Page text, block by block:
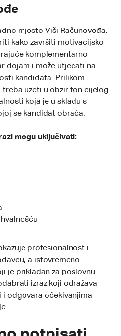
mjesto Viši Računovođa,
kako završiti motivacijsko
komplementarno
dojam i može utjecati na
kandidata. Prilikom
treba uzeti u obzir ton cijelog
koja je u skladu s
se kandidat obraća.
mogu uključivati:
profesionalnost i
a istovremeno
je prikladan za poslovnu
izraz koji odražava
odgovara očekivanjima